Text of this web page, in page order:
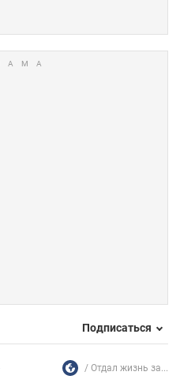
Подписаться
Отдал жизнь за...